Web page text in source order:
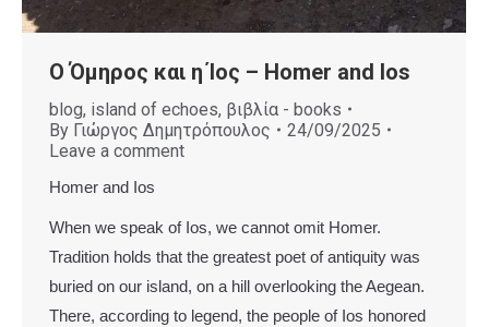
Ο Όμηρος και η Ίος – Homer and Ios
blog, island of echoes, βιβλία - books
By Γιώργος Δημητρόπουλος
24/09/2025
Leave a comment
Homer and Ios
When we speak of Ios, we cannot omit Homer.
Tradition holds that the greatest poet of antiquity was
buried on our island, on a hill overlooking the Aegean.
There, according to legend, the people of Ios honored